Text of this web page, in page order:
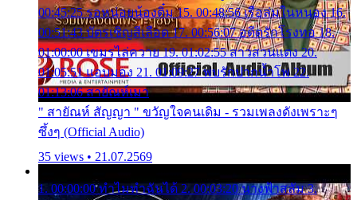
00:45:25 รอหน่อยน้องติ๋ม 15. 00:48:56 เรือล่มในหนอง 16.
00:51:43 บัตรเชิญสีเลือด 17. 00:56:07 อดีตรักโรงทอ 18.
01:00:00 เขมรไล่ควาย 19. 01:02:55 สาวสวนแตง 20.
01:05:51 แอบมอง 21. 01:09:27 พบรักปากน้ำโพ 22.
01:13:06 สายัณห์เมา
" สายัณห์ สัญญา " ขวัญใจคนเดิม - รวมเพลงดังเพราะๆ
ซึ้งๆ (Official Audio)
35 views • 21.07.2569
1. 00:00:00 ทำไมทำฉันได้ 2. 00:03:20 นางฟ้าสลัม 3.